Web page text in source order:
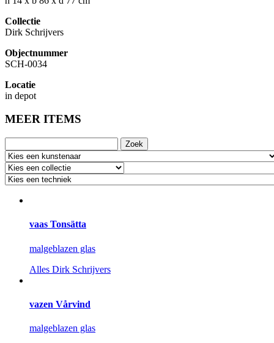
Collectie
Dirk Schrijvers
Objectnummer
SCH-0034
Locatie
in depot
MEER ITEMS
Zoek
vaas Tonsätta
malgeblazen glas
Alles Dirk Schrijvers
vazen Vårvind
malgeblazen glas